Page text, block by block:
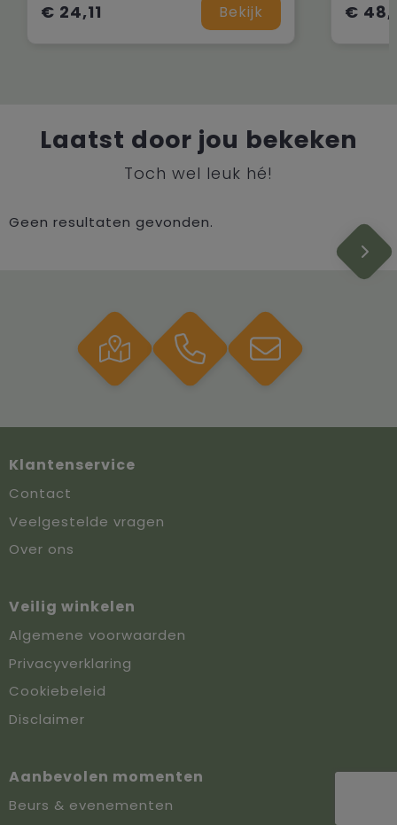
€ 24,11 Bekijk €
Laatst door jou bekeken
Toch wel leuk hé!
Geen resultaten gevonden.
Klantenservice
Contact
Veelgestelde vragen
Over ons
Veilig winkelen
Algemene voorwaarden
Privacyverklaring
Cookiebeleid
Disclaimer
Aanbevolen momenten
Beurs & evenementen